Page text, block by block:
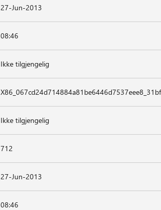
27-Jun-2013
08:46
Ikke tilgjengelig
Ikke tilgjengelig
712
27-Jun-2013
08:46